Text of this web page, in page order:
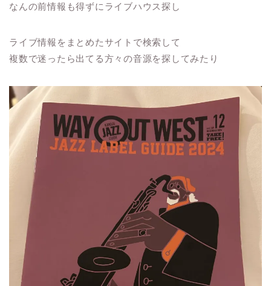
なんの前情報も得ずにライブハウス探し
ライブ情報をまとめたサイトで検索して
複数で迷ったら出てる方々の音源を探してみたり